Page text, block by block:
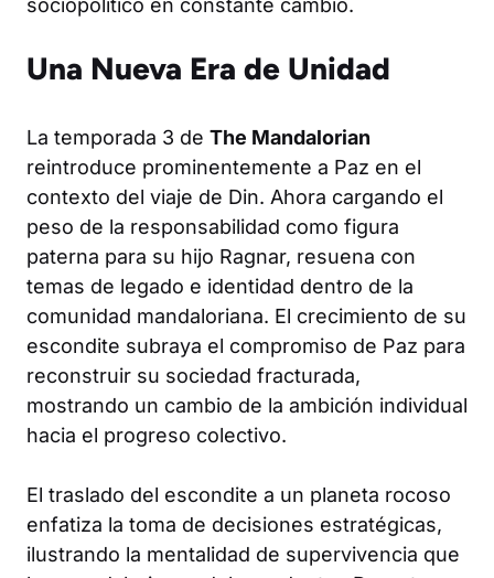
sociopolítico en constante cambio.
Una Nueva Era de Unidad
La temporada 3 de The Mandalorian
reintroduce prominentemente a Paz en el
contexto del viaje de Din. Ahora cargando el
peso de la responsabilidad como figura
paterna para su hijo Ragnar, resuena con
temas de legado e identidad dentro de la
comunidad mandaloriana. El crecimiento de su
escondite subraya el compromiso de Paz para
reconstruir su sociedad fracturada,
mostrando un cambio de la ambición individual
hacia el progreso colectivo.
El traslado del escondite a un planeta rocoso
enfatiza la toma de decisiones estratégicas,
ilustrando la mentalidad de supervivencia que